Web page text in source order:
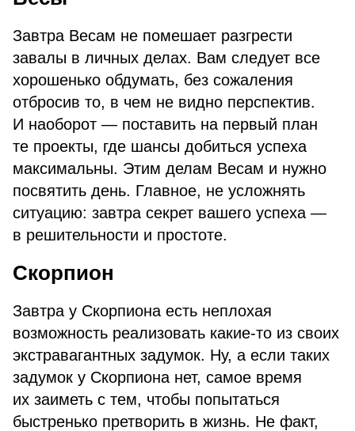
Завтра Весам не помешает разгрести
завалы в личных делах. Вам следует все
хорошенько обдумать, без сожаления
отбросив то, в чем не видно перспектив.
И наоборот — поставить на первый план
те проекты, где шансы добиться успеха
максимальны. Этим делам Весам и нужно
посвятить день. Главное, не усложнять
ситуацию: завтра секрет вашего успеха —
в решительности и простоте.
Скорпион
Завтра у Скорпиона есть неплохая
возможность реализовать какие-то из своих
экстравагантных задумок. Ну, а если таких
задумок у Скорпиона нет, самое время
их заиметь с тем, чтобы попытаться
быстренько претворить в жизнь. Не факт,